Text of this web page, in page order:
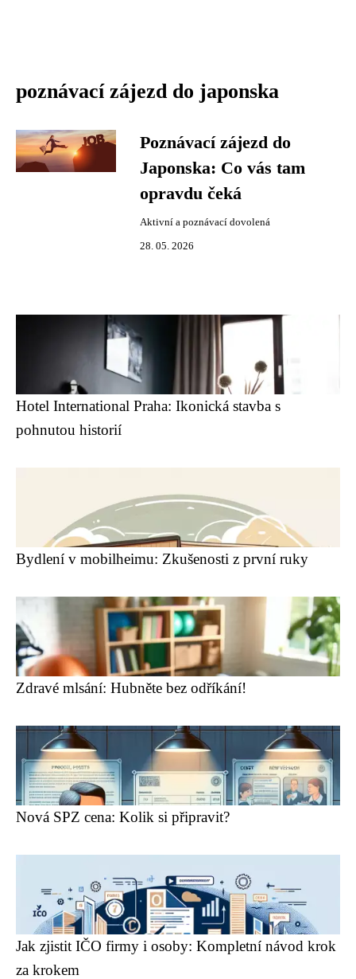
poznávací zájezd do japonska
Poznávací zájezd do
Japonska: Co vás tam
opravdu čeká
Aktivní a poznávací dovolená
28. 05. 2026
Hotel International Praha: Ikonická stavba s
pohnutou historií
Bydlení v mobilheimu: Zkušenosti z první ruky
Zdravé mlsání: Hubněte bez odříkání!
Nová SPZ cena: Kolik si připravit?
Jak zjistit IČO firmy i osoby: Kompletní návod krok
za krokem